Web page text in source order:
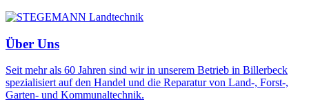
Über Uns
Seit mehr als 60 Jahren sind wir in unserem Betrieb in Billerbeck
spezialisiert auf den Handel und die Reparatur von Land-, Forst-,
Garten- und Kommunaltechnik.